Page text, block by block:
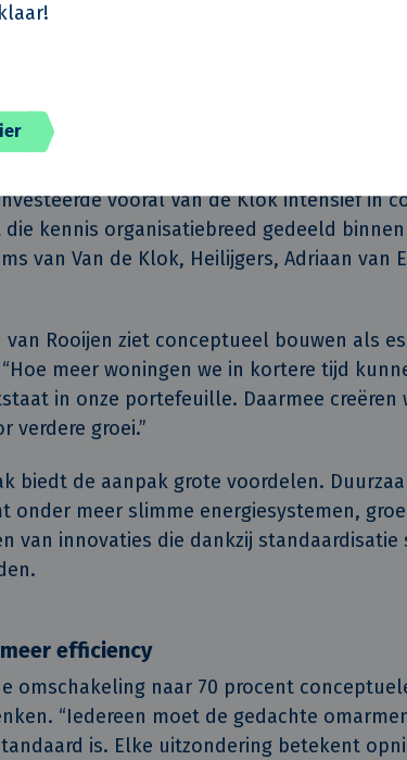
bouwen vooral voordelen. “Het
steeds sneller van elkaar.”
vooral Van de Klok intensief in
die kennis organisatiebreed gedeeld
van Van de Klok, Heilijgers, Adriaan van
Rooijen ziet conceptueel bouwen als
meer woningen we in kortere tijd
in onze portefeuille. Daarmee creëren
verdere groei.”
biedt de aanpak grote voordelen.
onder meer slimme energiesystemen,
van innovaties die dankzij standaardisatie
efficiency
omschakeling naar 70 procent
“Iedereen moet de gedachte
is. Elke uitzondering betekent